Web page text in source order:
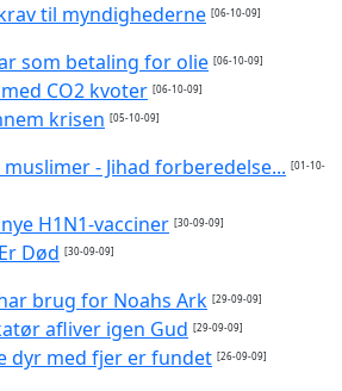
til myndighederne [06-10-09]
som betaling for olie [06-10-09]
CO2 kvoter [06-10-09]
krisen [05-10-09]
- Jihad forberedelse... [01-10-
H1N1-vacciner [30-09-09]
Død [30-09-09]
brug for Noahs Ark [29-09-09]
afliver igen Gud [29-09-09]
dyr med fjer er fundet [26-09-09]